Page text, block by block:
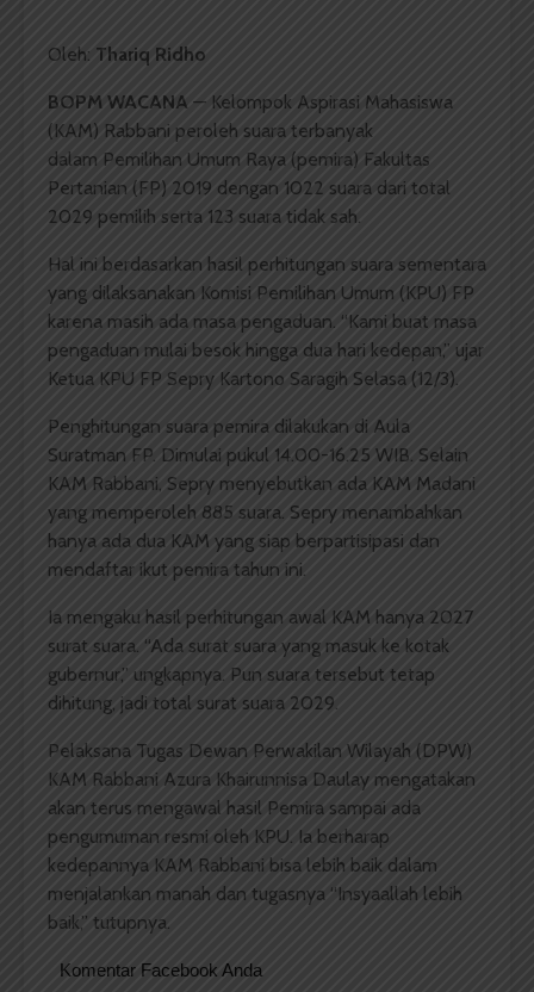
Oleh: Thariq Ridho
BOPM WACANA — Kelompok Aspirasi Mahasiswa
(KAM) Rabbani peroleh suara terbanyak
dalam Pemilihan Umum Raya (pemira) Fakultas
Pertanian (FP) 2019 dengan 1022 suara dari total
2029 pemilih serta 123 suara tidak sah.
Hal ini berdasarkan hasil perhitungan suara sementara
yang dilaksanakan Komisi Pemilihan Umum (KPU) FP
karena masih ada masa pengaduan. “Kami buat masa
pengaduan mulai besok hingga dua hari kedepan,” ujar
Ketua KPU FP Sepry Kartono Saragih Selasa (12/3).
Penghitungan suara pemira dilakukan di Aula
Suratman FP. Dimulai pukul 14.00-16.25 WIB. Selain
KAM Rabbani, Sepry menyebutkan ada KAM Madani
yang memperoleh 885 suara. Sepry menambahkan
hanya ada dua KAM yang siap berpartisipasi dan
mendaftar ikut pemira tahun ini.
Ia mengaku hasil perhitungan awal KAM hanya 2027
surat suara. “Ada surat suara yang masuk ke kotak
gubernur,” ungkapnya. Pun suara tersebut tetap
dihitung, jadi total surat suara 2029.
Pelaksana Tugas Dewan Perwakilan Wilayah (DPW)
KAM Rabbani Azura Khairunnisa Daulay mengatakan
akan terus mengawal hasil Pemira sampai ada
pengumuman resmi oleh KPU. Ia berharap
kedepannya KAM Rabbani bisa lebih baik dalam
menjalankan manah dan tugasnya “Insyaallah lebih
baik,” tutupnya.
Komentar Facebook Anda